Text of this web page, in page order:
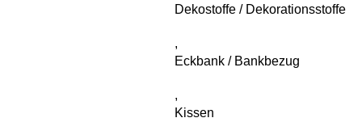
Dekostoffe / Dekorationsstoffe
,
Eckbank / Bankbezug
,
Kissen